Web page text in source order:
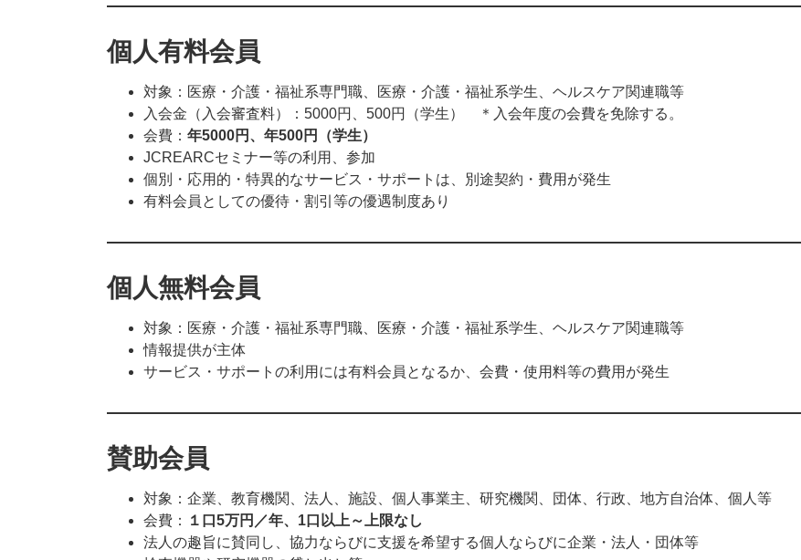
個人有料会員
対象：医療・介護・福祉系専門職、医療・介護・福祉系学生、ヘルスケア関連職等
入会金（入会審査料）：5000円、500円（学生） ＊入会年度の会費を免除する。
会費： 年5000円、年500円（学生）
JCREARCセミナー等の利用、参加
個別・応用的・特異的なサービス・サポートは、別途契約・費用が発生
有料会員としての優待・割引等の優遇制度あり
個人無料会員
対象：医療・介護・福祉系専門職、医療・介護・福祉系学生、ヘルスケア関連職等
情報提供が主体
サービス・サポートの利用には有料会員となるか、会費・使用料等の費用が発生
賛助会員
対象：企業、教育機関、法人、施設、個人事業主、研究機関、団体、行政、地方自治体、個人等
会費：
１口5万円／年、1口以上～上限なし
法人の趣旨に賛同し、協力ならびに支援を希望する個人ならびに企業・法人・団体等